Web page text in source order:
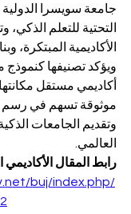
جامعة سويسرا الدولية
التحتية للتعلم الذكي،
الأكاديمية المبتكرة،
ويؤكد تصنيفها
أكاديمي مستقل
موثوقة تسهم في رسم
وتقديم الجامعات
العالمي.
رابط المقال الأكاديمي
buj/index.php/